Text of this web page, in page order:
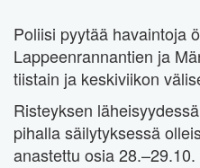
Poliisi pyytää havaintoja
Lappeenrannantien ja
tiistain ja keskiviikon
Risteyksen
pihalla säilytyksessä
anastettu osia